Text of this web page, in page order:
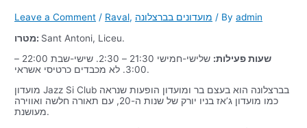
Leave a Comment / Raval, מועדונים בברצלונה / Byadmin
מטרו: Sant Antoni, Liceu.
שעות פעילות:
שלישי-חמישי 21:30 – 2:30. שישי-שבת 22:00 –
3:00. לא מכבדים כרטיסי אשראי.
מועדון Jazz Si Club בברצלונה הוא בעצם בר ומועדון הופעות שנראה
כמו מועדון ג’אז בניו יורק של שנות ה-20, עם תאורה חלשה ואווירה
מעושנת.